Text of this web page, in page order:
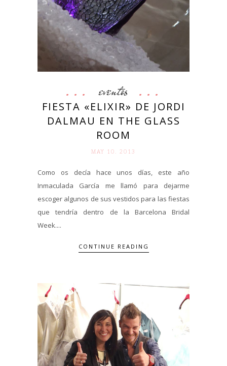
eventos
FIESTA «ELIXIR» DE JORDI
DALMAU EN THE GLASS
ROOM
MAY 10. 2013
Como os decía hace unos días, este año
Inmaculada García me llamó para dejarme
escoger algunos de sus vestidos para las fiestas
que tendría dentro de la Barcelona Bridal
Week....
CONTINUE READING